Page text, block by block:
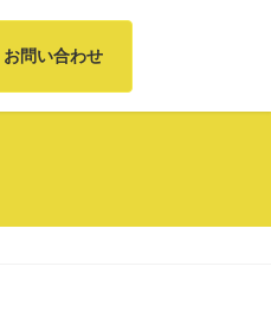
お問い合わせ